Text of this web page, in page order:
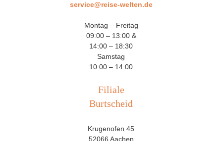
service@reise-welten.de
Montag – Freitag
09:00 – 13:00 &
14:00 – 18:30
Samstag
10:00 – 14:00
Filiale
Burtscheid
Krugenofen 45
52066 Aachen